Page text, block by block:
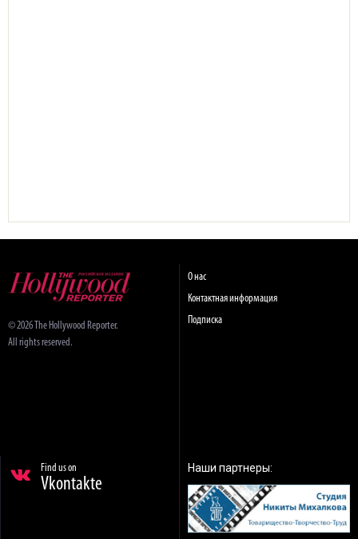
© 2026 The Hollywood Reporter.
All rights reserved.
О нас
Контактная информация
Подписка
Find us on
Vkontakte
Наши партнеры: